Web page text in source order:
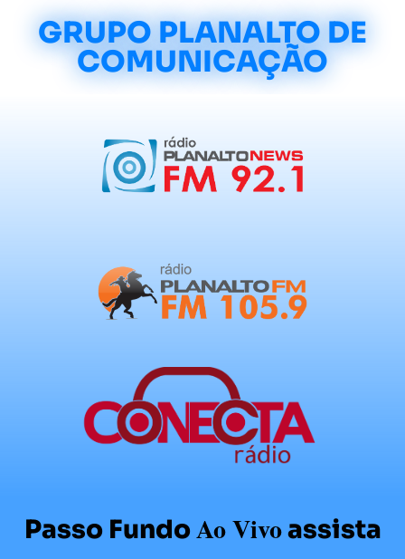
GRUPO PLANALTO DE
COMUNICAÇÃO
Passo FundoAo Vivoassista